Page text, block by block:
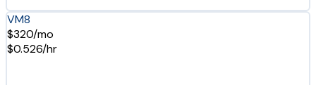
VM8
$320/mo
$0.526/hr